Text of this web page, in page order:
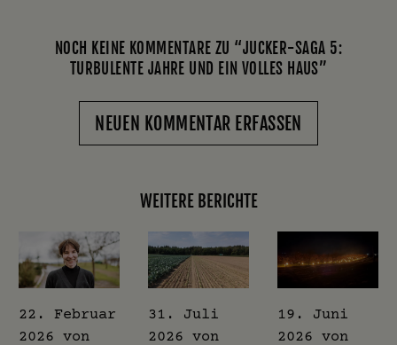
NOCH KEINE KOMMENTARE ZU “JUCKER-SAGA 5:
TURBULENTE JAHRE UND EIN VOLLES HAUS”
NEUEN KOMMENTAR ERFASSEN
WEITERE BERICHTE
22. Februar
2026 von
31. Juli
2026 von
19. Juni
2026 von